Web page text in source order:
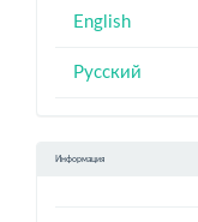
English
Русский
Информация